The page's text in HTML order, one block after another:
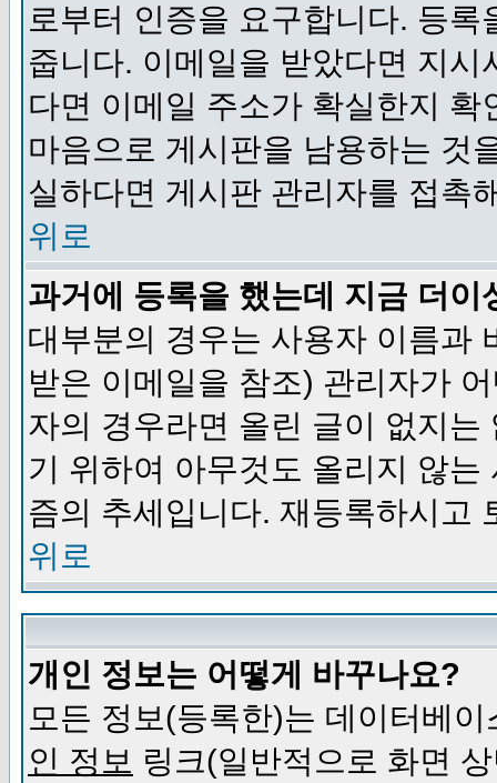
로부터 인증을 요구합니다. 등
줍니다. 이메일을 받았다면 지
다면 이메일 주소가 확실한지
마음으로 게시판을 남용하는 것
실하다면 게시판 관리자를 접촉
위로
과거에 등록을 했는데 지금 더
대부분의 경우는 사용자 이름과
받은 이메일을 참조) 관리자가
자의 경우라면 올린 글이 없지
기 위하여 아무것도 올리지 않
즘의 추세입니다. 재등록하시고
위로
개인 정보는 어떻게 바꾸나요?
모든 정보(등록한)는 데이터베
인 정보 링크(일반적으로 화면